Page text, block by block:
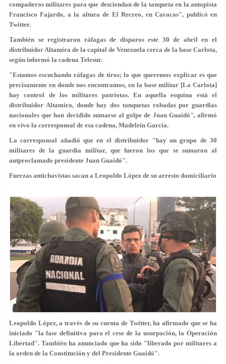
compañeros militares para que desciendan de la tanqueta en la autopista
Francisco Fajardo, a la altura de El Recreo, en Caracas", publicó en
Twitter.
También se registraron ráfagas de disparos este 30 de abril en el
distribuidor Altamira de la capital de Venezuela cerca de la base Carlota,
según informó la cadena Telesur.
"Estamos escuchando ráfagas de tiros; lo que queremos explicar es que
precisamente en donde nos encontramos, en la base militar [La Carlota]
hay control de los militares patriotas. En aquella esquina está el
distribuidor Altamira, donde hay dos tanquetas robadas por guardias
nacionales que han decidido sumarse al golpe de Juan Guaidó", afirmó
en vivo la corresponsal de esa cadena, Madelein García.
La corresponsal añadió que en el distribuidor "hay un grupo de 30
militares de la guardia militar, que fueron los que se sumaron al
autproclamado presidente Juan Guaidó".
Fuerzas antichavistas sacan a Leopoldo López de su arresto domiciliario
Leopoldo López, a través de su cuenta de Twitter, ha afirmado que se ha
iniciado "la fase definitiva para el cese de la usurpación, la Operación
Libertad". También ha anunciado que ha sido "liberado por militares a
la orden de la Constitución y del Presidente Guaidó".